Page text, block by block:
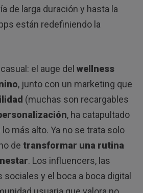
de larga duración y hasta la
están redefiniendo la
el auge del wellness
, junto con un marketing que
(muchas son recargables
, ha catapultado
más alto. Ya no se trata solo
de transformar una rutina
. Los influencers, las
y el boca a boca digital